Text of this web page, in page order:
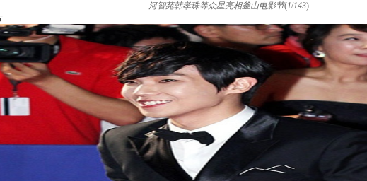
河智苑韩孝珠等众星亮相釜山电影节(1/143)